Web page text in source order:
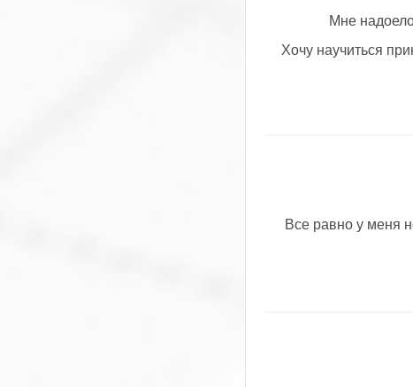
Мне
Хочу научиться
Все равно у меня